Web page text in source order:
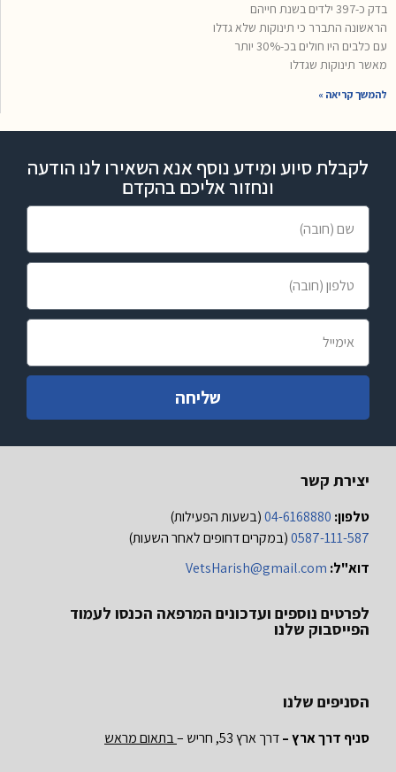
בדק כ-397 ילדים בשנת חייהם
הראשונה התברר כי תינוקות שלא גדלו
עם כלבים היו חולים בכ-30% יותר
מאשר תינוקות שגדלו
להמשך קריאה »
לקבלת סיוע ומידע נוסף אנא השאירו לנו הודעה
ונחזור אליכם בהקדם
שליחה
יצירת קשר
טלפון: 04-6168880(בשעות הפעילות)
0587-111-587(במקרים דחופים לאחר השעות)
דוא"ל: VetsHarish@gmail.com
לפרטים נוספים ועדכונים המרפאה הכנסו לעמוד
הפייסבוק שלנו
הסניפים שלנו
סניף דרך ארץ –דרך ארץ 53, חריש – בתאום מראש